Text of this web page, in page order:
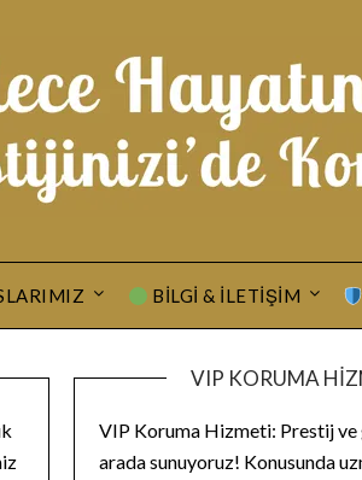
BILGI & İLETIŞIM
VIP KORUMA
VIP Koruma Hizmeti: Prestij
arada sunuyoruz! Konusunda